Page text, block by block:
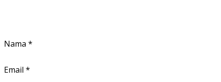
Nama *
Email *